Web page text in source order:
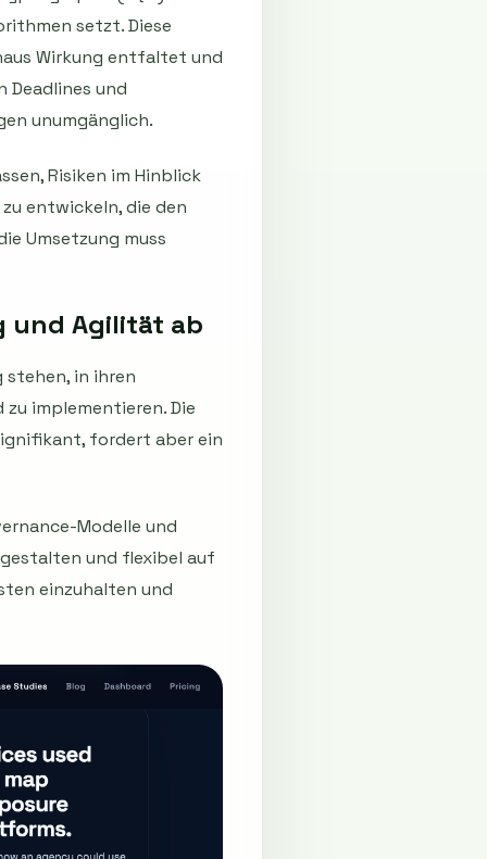
setzt. Diese
Wirkung entfaltet und
und
unumgänglich.
Risiken im Hinblick
entwickeln, die den
Umsetzung muss
und Agilität ab
stehen, in ihren
implementieren. Die
fordert aber ein
Modelle und
und flexibel auf
einzuhalten und